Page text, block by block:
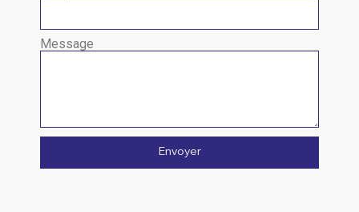
Message
Envoyer